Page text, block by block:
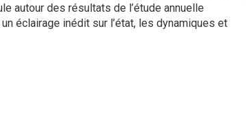
autour des résultats de l’étude annuelle
éclairage inédit sur l’état, les dynamiques et